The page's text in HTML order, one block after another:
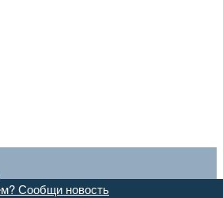
Сообщи новость